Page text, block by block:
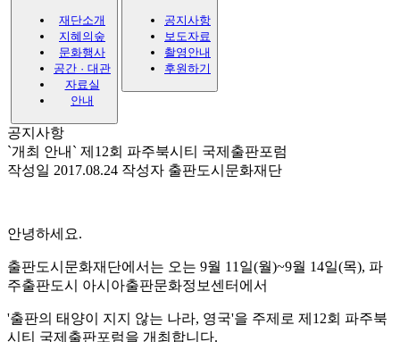
재단소개
지혜의숲
문화행사
공간 · 대관
자료실
안내
공지사항
보도자료
촬영안내
후원하기
공지사항
`개최 안내` 제12회 파주북시티 국제출판포럼
작성일 2017.08.24 작성자 출판도시문화재단
안녕하세요.
출판도시문화재단에서는 오는 9월 11일(월)~9월 14일(목), 파
주출판도시 아시아출판문화정보센터에서
'출판의 태양이 지지 않는 나라, 영국'을 주제로 제12회 파주북
시티 국제출판포럼을 개최합니다.